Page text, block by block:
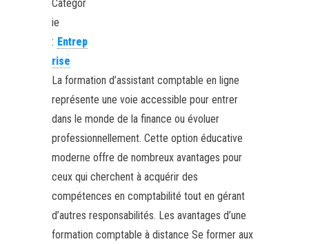
Catégor
ie
: Entrep
rise
La formation d’assistant comptable en ligne
représente une voie accessible pour entrer
dans le monde de la finance ou évoluer
professionnellement. Cette option éducative
moderne offre de nombreux avantages pour
ceux qui cherchent à acquérir des
compétences en comptabilité tout en gérant
d’autres responsabilités. Les avantages d’une
formation comptable à distance Se former aux